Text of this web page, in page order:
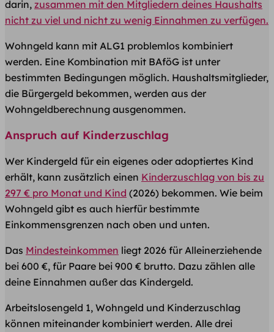
darin, zusammen mit den Mitgliedern deines Haushalts
nicht zu viel und nicht zu wenig Einnahmen zu verfügen.
Wohngeld kann mit ALG1 problemlos kombiniert
werden. Eine Kombination mit BAföG ist unter
bestimmten Bedingungen möglich. Haushaltsmitglieder,
die Bürgergeld bekommen, werden aus der
Wohngeldberechnung ausgenommen.
Anspruch auf Kinderzuschlag
Wer Kindergeld für ein eigenes oder adoptiertes Kind
erhält, kann zusätzlich einen Kinderzuschlag von bis zu
297 € pro Monat und Kind (2026) bekommen. Wie beim
Wohngeld gibt es auch hierfür bestimmte
Einkommensgrenzen nach oben und unten.
Das Mindesteinkommen liegt 2026 für Alleinerziehende
bei 600 €, für Paare bei 900 € brutto. Dazu zählen alle
deine Einnahmen außer das Kindergeld.
Arbeitslosengeld 1, Wohngeld und Kinderzuschlag
können miteinander kombiniert werden. Alle drei